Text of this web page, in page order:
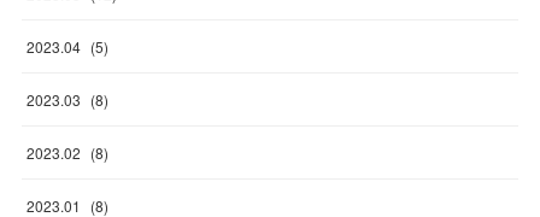
2023.04 (5)
2023.03 (8)
2023.02 (8)
2023.01 (8)